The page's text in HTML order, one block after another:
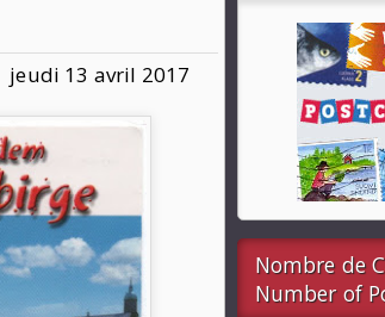
jeudi 13 avril 2017
Nombre de
Number of